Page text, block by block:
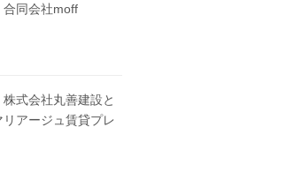
合同会社moff
式会社丸善建設と
アージュ賃貸プレ